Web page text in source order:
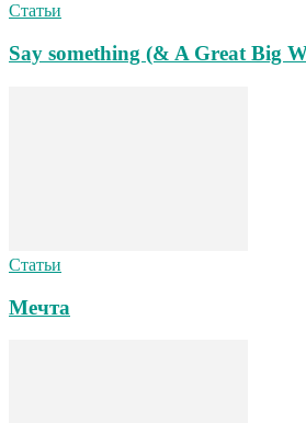
Статьи
Say something (& A Great Big
Статьи
Мечта